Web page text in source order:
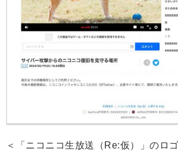
＜「ニコニコ生放送（Re:仮）」のロ